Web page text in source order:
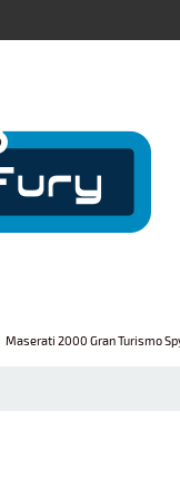
Maserati 2000 Gran Turismo